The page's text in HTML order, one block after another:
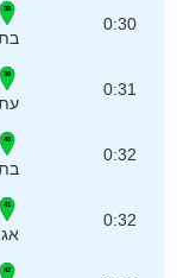
0:30
0:31
0:32
0:32